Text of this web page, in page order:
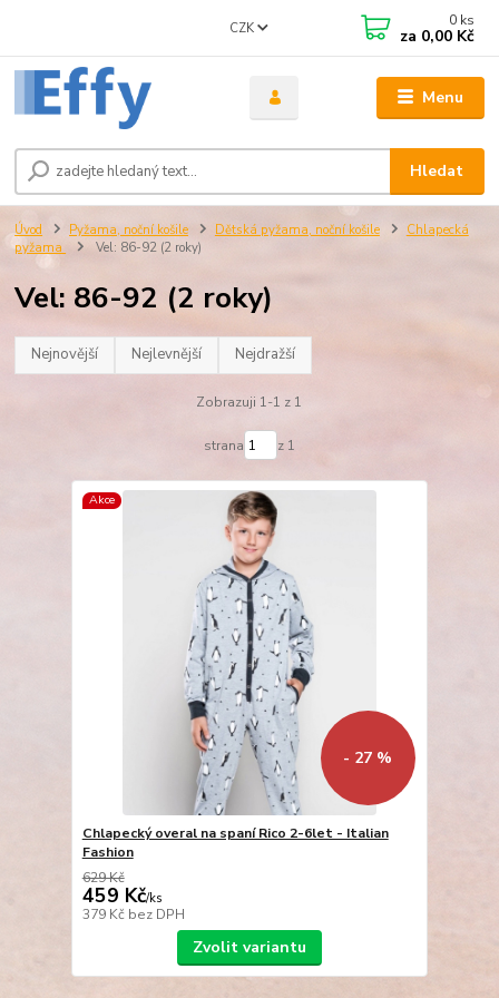
Menu
CZK
Hledat
0 ks
za 0,00 Kč
Úvod Pyžama, noční košile Dětská pyžama, noční košile
Chlapecká
pyžama
Vel: 86-92 (2 roky)
Vel: 86-92 (2 roky)
Nejnovější Nejlevnější Nejdražší
Zobrazuji 1-1 z 1
strana z 1
Akce
- 27 %
Chlapecký overal na spaní Rico 2-6let - Italian
Fashion
629 Kč
459 Kč/ks
379 Kč bez DPH
Zvolit variantu